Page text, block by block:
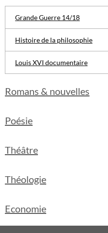
Grande Guerre 14/18
Histoire de la philosophie
Louis XVI documentaire
Romans & nouvelles
Poésie
Théâtre
Théologie
Economie